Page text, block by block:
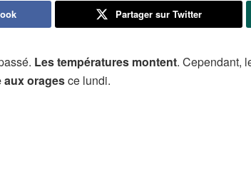
Partager sur Twitter
Les températures montent. Cependant,
aux oragesce lundi.